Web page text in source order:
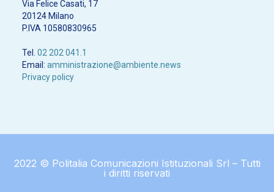
Via Felice Casati, 17
20124 Milano
P.IVA 10580830965
Tel. 02 202 041.1
Email: amministrazione@ambiente.news
Privacy policy
2022 © Politalia Comunicazioni Istituzionali Srl – Tutti
i diritti riservati